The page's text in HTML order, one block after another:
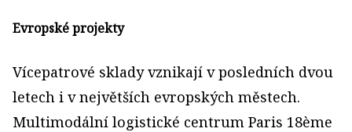
Evropské projekty
Vícepatrové sklady vznikají v posledních dvou
letech i v největších evropských městech.
Multimodální logistické centrum Paris 18ème